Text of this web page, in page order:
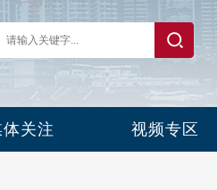
体关注 视频专区